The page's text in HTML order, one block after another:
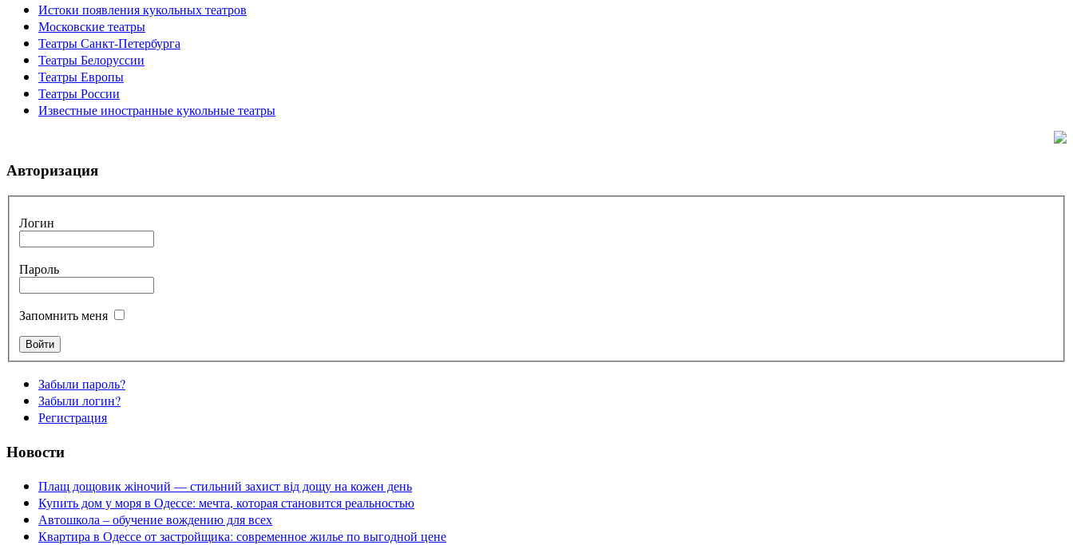
Истоки появления кукольных театров
Московские театры
Театры Санкт-Петербурга
Театры Белоруссии
Театры Европы
Театры России
Известные иностранные кукольные театры
Авторизация
Логин
Пароль
Запомнить меня
Забыли пароль?
Забыли логин?
Регистрация
Новости
Плащ дощовик жіночий — стильний захист від дощу на кожен день
Купить дом у моря в Одессе: мечта, которая становится реальностью
Автошкола – обучение вождению для всех
Квартира в Одессе от застройщика: современное жилье по выгодной цене